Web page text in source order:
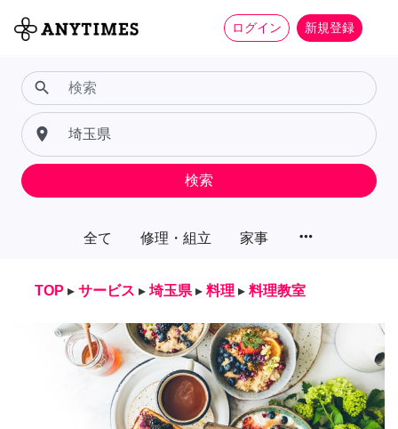
ログイン 新規登録
全て 修理・組立 家事 more_horiz
search
place
検索
TOP ▸ サービス ▸ 埼玉県 ▸ 料理 ▸ 料理教室